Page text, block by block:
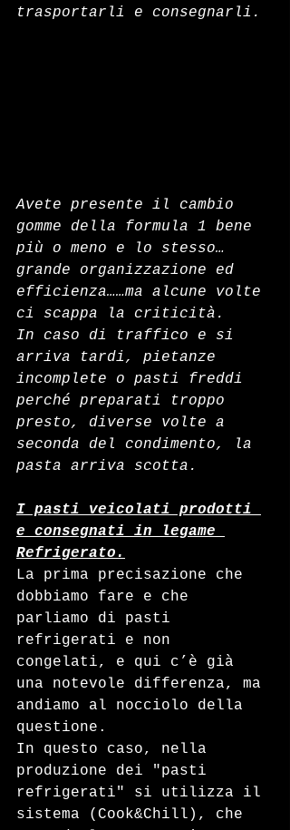
trasportarli e consegnarli.
Avete presente il cambio
gomme della formula 1 bene
più o meno e lo stesso…
grande organizzazione ed
efficienza……ma alcune volte
ci scappa la criticità.
In caso di traffico e si
arriva tardi, pietanze
incomplete o pasti freddi
perché preparati troppo
presto, diverse volte a
seconda del condimento, la
pasta arriva scotta.
I pasti veicolati prodotti
e consegnati in legame
Refrigerato.
La prima precisazione che
dobbiamo fare e che
parliamo di pasti
refrigerati e non
congelati, e qui c’è già
una notevole differenza, ma
andiamo al nocciolo della
questione.
In questo caso, nella
produzione dei "pasti
refrigerati" si utilizza il
sistema (Cook&Chill), che